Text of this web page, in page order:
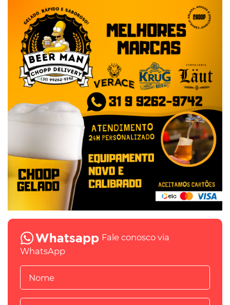
Fale conosco via
WhatsApp